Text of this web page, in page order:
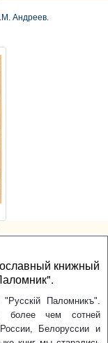
Андреев.
книжный
Паломникъ".
более чем сотней
Белоруссии и